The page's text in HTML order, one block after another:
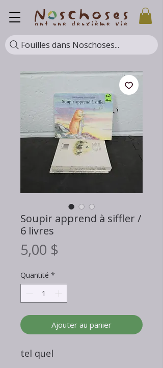
Fouilles dans Noschoses...
Soupir apprend à siffler /
6 livres
5,00 $
Quantité *
Ajouter au panier
tel quel